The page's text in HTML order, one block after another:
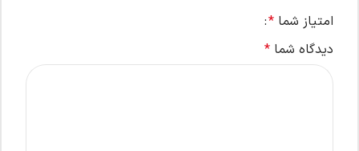
امتیاز شما *
دیدگاه شما *